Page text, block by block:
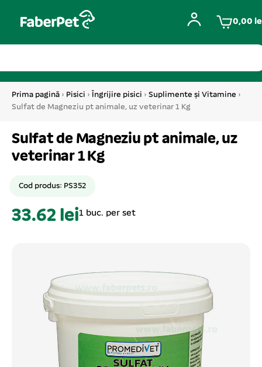
0,00
Prima pagină › Pisici › Îngrijire pisici › Suplimente și Vitamine ›
Sulfat de Magneziu pt animale, uz veterinar 1 Kg
Sulfat de Magneziu pt animale, uz
veterinar 1 Kg
Cod produs: PS352
33.62 lei1 buc. per set